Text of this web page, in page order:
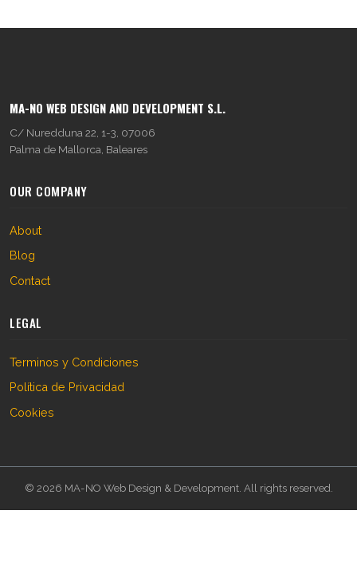
MA-NO WEB DESIGN AND DEVELOPMENT S.L.
C/ Nuredduna 22, 1-3, 07006
Palma de Mallorca, Baleares
OUR COMPANY
About
Blog
Contact
LEGAL
Terminos y Condiciones
Política de Privacidad
Cookies
© 2026 MA-NO Web Design & Development. All rights reserved.